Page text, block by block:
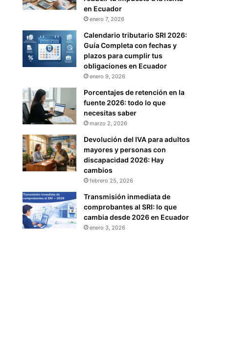
en Ecuador
enero 7, 2026
Calendario tributario SRI 2026:
Guía Completa con fechas y
plazos para cumplir tus
obligaciones en Ecuador
enero 9, 2026
Porcentajes de retención en la
fuente 2026: todo lo que
necesitas saber
marzo 2, 2026
Devolución del IVA para adultos
mayores y personas con
discapacidad 2026: Hay
cambios
febrero 25, 2026
Transmisión inmediata de
comprobantes al SRI: lo que
cambia desde 2026 en Ecuador
enero 3, 2026